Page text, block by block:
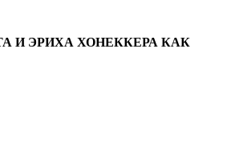
И ЭРИХА ХОНЕККЕРА КАК